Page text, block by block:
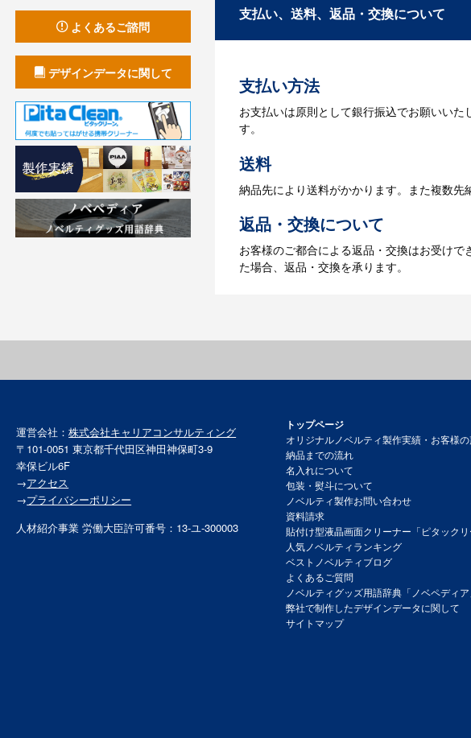
3.発注・データ入稿
お見積書を元に、製作が決定しましたら、ご
4.納品
【名入れをする場合】データのご入稿後３週
【名入れなしの場合】在庫がある場合、3～5
支払い、送料、返品・交換について
支払い方法
お支払いは原則として銀行振込でお願いい
す。
送料
納品先により送料がかかります。また複数先
返品・交換について
お客様のご都合による返品・交換はお受け
た場合、返品・交換を承ります。
よくあるご諮問
デザインデータに関して
運営会社：株式会社キャリアコンサルティング
〒101-0051 東京都千代田区神田神保町3-9
幸保ビル6F
→アクセス
→プライバシーポリシー
人材紹介事業 労働大臣許可番号：13-ユ-300003
トップページ
オリジナルノベルティ製作実績・お客様
納品までの流れ
名入れについて
包装・熨斗について
ノベルティ製作お問い合わせ
資料請求
貼付け型液晶画面クリーナー「ピタックリ
人気ノベルティランキング
ベストノベルティブログ
よくあるご質問
ノベルティグッズ用語辞典「ノベペディア
弊社で制作したデザインデータに関して
サイトマップ